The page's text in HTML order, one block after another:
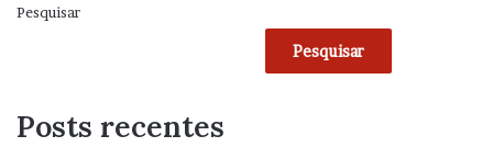
Pesquisar
Pesquisar
Posts recentes